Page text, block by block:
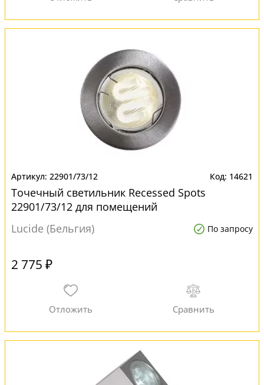
22901/73/12 14621
Точечный светильник Recessed Spots
22901/73/12 для помещений
Lucide (Бельгия)
По запросу
2 775 ₽